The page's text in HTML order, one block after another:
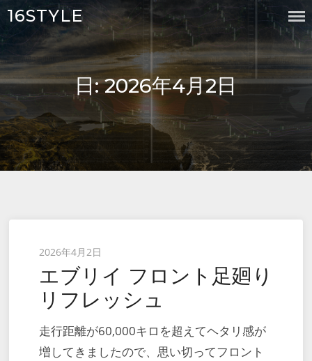
Skip
content
16STYLE
日:2026年4月2日
Posted
on
2026年4月2日
エブリイ フロント足廻り
リフレッシュ
走行距離が60,000キロを超えてヘタリ感が
増してきましたので、思い切ってフロント